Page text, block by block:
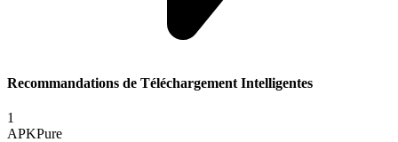
Recommandations de Téléchargement Intelligentes
1
APKPure